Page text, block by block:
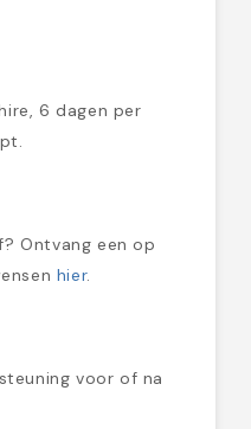
6 dagen per
Ontvang een op
hier.
voor of na